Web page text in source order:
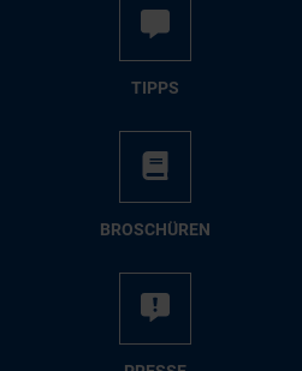
TIPPS
BRO­SCHÜ­REN